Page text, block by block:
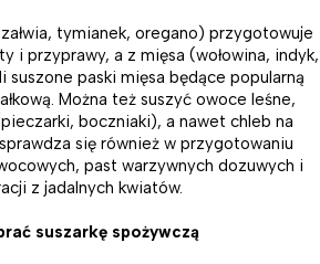
tymianek, oregano) przygotowuje
i przyprawy, a z mięsa (wołowina, indyk,
suszone paski mięsa będące popularną
Można też suszyć owoce leśne,
boczniaki), a nawet chleb na
sprawdza się również w przygotowaniu
past warzywnych dozuwych i
z jadalnych kwiatów.
suszarkę spożywczą